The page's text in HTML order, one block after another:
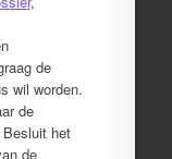
de
wil worden.
de
Besluit het
de